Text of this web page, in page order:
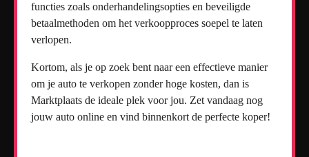
functies zoals onderhandelingsopties en beveiligde
betaalmethoden om het verkoopproces soepel te laten
verlopen.
Kortom, als je op zoek bent naar een effectieve manier
om je auto te verkopen zonder hoge kosten, dan is
Marktplaats de ideale plek voor jou. Zet vandaag nog
jouw auto online en vind binnenkort de perfecte koper!